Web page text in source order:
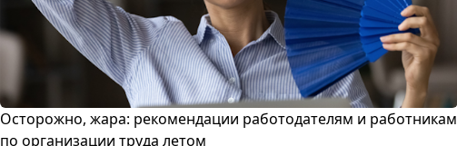
Осторожно, жара: рекомендации работодателям и работникам
по организации труда летом